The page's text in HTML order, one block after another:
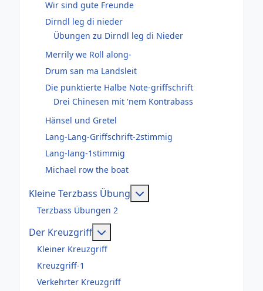
Wir sind gute Freunde
Dirndl leg di nieder
Übungen zu Dirndl leg di Nieder
Merrily we Roll along-
Drum san ma Landsleit
Die punktierte Halbe Note-griffschrift
Drei Chinesen mit 'nem Kontrabass
Hänsel und Gretel
Lang-Lang-Griffschrift-2stimmig
Lang-lang-1stimmig
Michael row the boat
Kleine Terzbass Übung
Terzbass Übungen 2
Der Kreuzgriff
Kleiner Kreuzgriff
Kreuzgriff-1
Verkehrter Kreuzgriff